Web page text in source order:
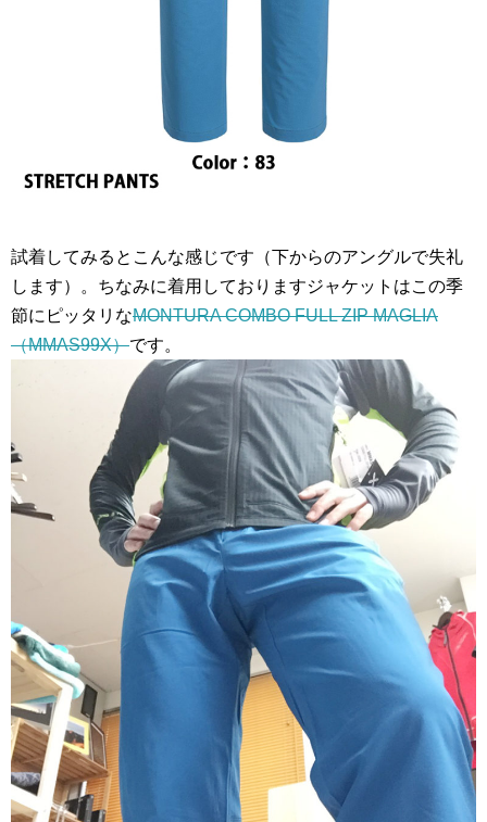
試着してみるとこんな感じです（下からのアングルで失礼
します）。ちなみに着用しておりますジャケットはこの季
節にピッタリなMONTURA COMBO FULL ZIP MAGLIA
（MMAS99X）です。